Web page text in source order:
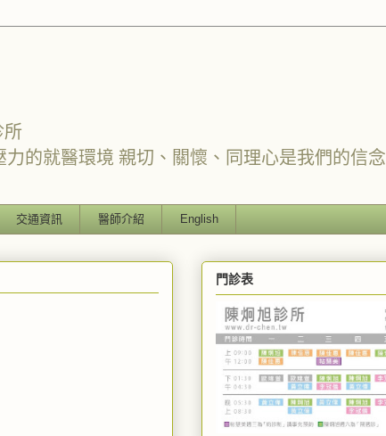
的就醫環境 親切、關懷、同理心是我們的信念
交通資訊 醫師介紹 English
門診表